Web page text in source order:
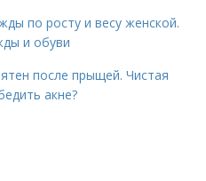
по росту и весу женской.
и обуви
после прыщей. Чистая
акне?